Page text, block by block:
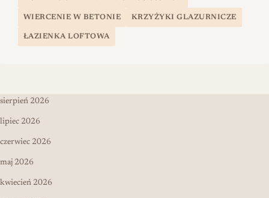
WIERCENIE W BETONIE KRZYŻYKI GLAZURNICZE
ŁAZIENKA LOFTOWA
sierpień 2026
lipiec 2026
czerwiec 2026
maj 2026
kwiecień 2026